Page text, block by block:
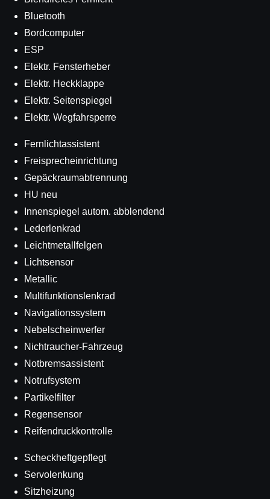
Bluetooth
Bordcomputer
ESP
Elektr. Fensterheber
Elektr. Heckklappe
Elektr. Seitenspiegel
Elektr. Wegfahrsperre
Fernlichtassistent
Freisprecheinrichtung
Gepäckraumabtrennung
HU neu
Innenspiegel autom. abblendend
Lederlenkrad
Leichtmetallfelgen
Lichtsensor
Metallic
Multifunktionslenkrad
Navigationssystem
Nebelscheinwerfer
Nichtraucher-Fahrzeug
Notbremsassistent
Notrufsystem
Partikelfilter
Regensensor
Reifendruckkontrolle
Scheckheftgepflegt
Servolenkung
Sitzheizung